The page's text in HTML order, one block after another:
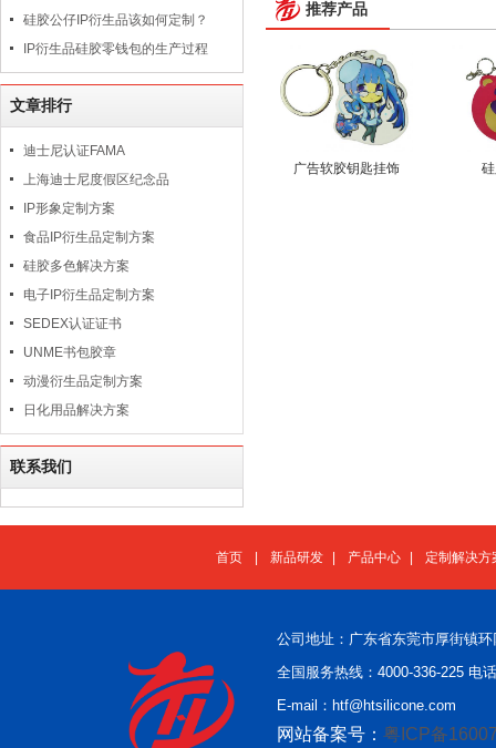
硅胶公仔IP衍生品该如何定制？
IP衍生品硅胶零钱包的生产过程
文章排行
迪士尼认证FAMA
上海迪士尼度假区纪念品
IP形象定制方案
食品IP衍生品定制方案
硅胶多色解决方案
电子IP衍生品定制方案
SEDEX认证证书
UNME书包胶章
动漫衍生品定制方案
日化用品解决方案
联系我们
推荐产品
广告软胶钥匙挂饰
首页 新品研发 产品中心 定制解决方
公司地址：广东省东莞市厚街镇
全国服务热线：4000-336-225 电
E-mail：htf@htsilicone.com
网站备案号： 粤ICP备